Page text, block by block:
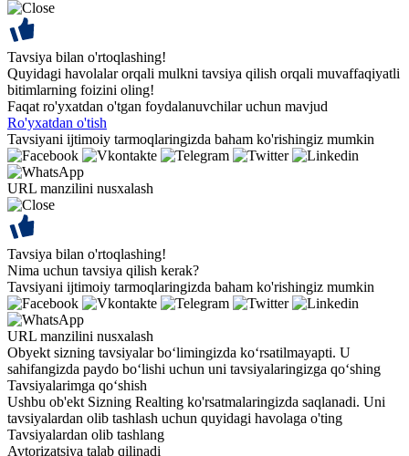
Tavsiya bilan o'rtoqlashing!
Quyidagi havolalar orqali mulkni tavsiya qilish orqali muvaffaqiyatli
bitimlarning foizini oling!
Faqat ro'yxatdan o'tgan foydalanuvchilar uchun mavjud
Ro'yxatdan o'tish
Tavsiyani ijtimoiy tarmoqlaringizda baham ko'rishingiz mumkin
URL manzilini nusxalash
Tavsiya bilan o'rtoqlashing!
Nima uchun tavsiya qilish kerak?
Tavsiyani ijtimoiy tarmoqlaringizda baham ko'rishingiz mumkin
URL manzilini nusxalash
Obyekt sizning tavsiyalar bo‘limingizda ko‘rsatilmayapti. U
sahifangizda paydo bo‘lishi uchun uni tavsiyalaringizga qo‘shing
Tavsiyalarimga qo‘shish
Ushbu ob'ekt Sizning Realting ko'rsatmalaringizda saqlanadi. Uni
tavsiyalardan olib tashlash uchun quyidagi havolaga o'ting
Tavsiyalardan olib tashlang
Avtorizatsiya talab qilinadi